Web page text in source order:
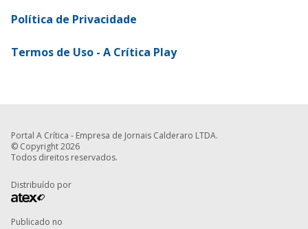
Política de Privacidade
Termos de Uso - A Crítica Play
Portal A Crítica - Empresa de Jornais Calderaro LTDA.
© Copyright 2026
Todos direitos reservados.
Distribuído por
Publicado no